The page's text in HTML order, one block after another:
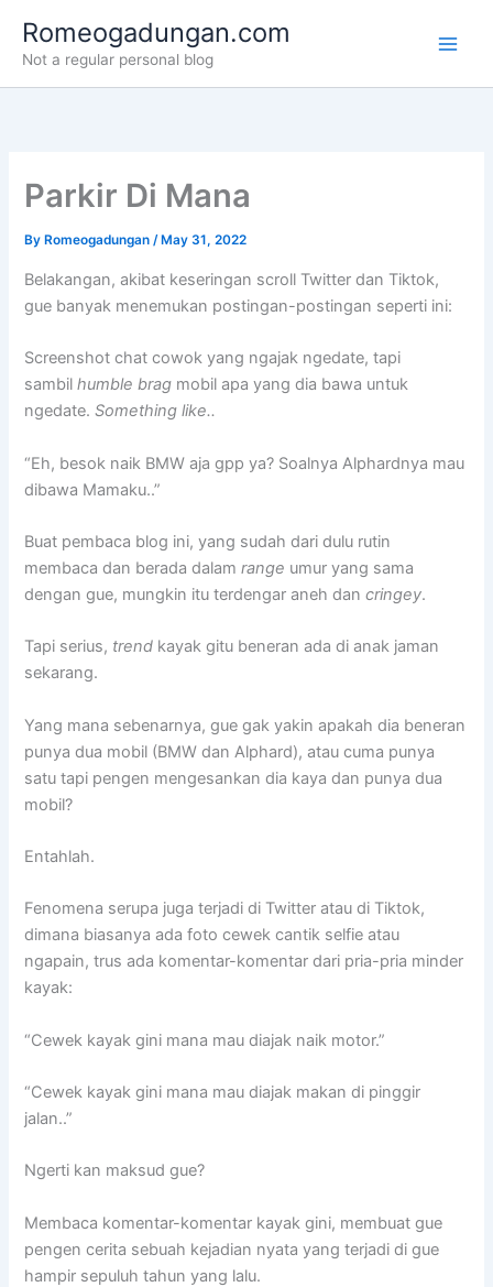
content
Romeogadungan.com
Not a regular personal blog
Parkir Di Mana
By Romeogadungan/ May 31, 2022
Belakangan, akibat keseringan scroll Twitter dan Tiktok,
gue banyak menemukan postingan-postingan seperti ini:
Screenshot chat cowok yang ngajak ngedate, tapi
sambilhumble brag mobil apa yang dia bawa untuk
ngedate.Something like..
“Eh, besok naik BMW aja gpp ya? Soalnya Alphardnya mau
dibawa Mamaku..”
Buat pembaca blog ini, yang sudah dari dulu rutin
membaca dan berada dalamrange umur yang sama
dengan gue, mungkin itu terdengar aneh dancringey.
Tapi serius, trend kayak gitu beneran ada di anak jaman
sekarang.
Yang mana sebenarnya, gue gak yakin apakah dia beneran
punya dua mobil (BMW dan Alphard), atau cuma punya
satu tapi pengen mengesankan dia kaya dan punya dua
mobil?
Entahlah.
Fenomena serupa juga terjadi di Twitter atau di Tiktok,
dimana biasanya ada foto cewek cantik selfie atau
ngapain, trus ada komentar-komentar dari pria-pria minder
kayak:
“Cewek kayak gini mana mau diajak naik motor.”
“Cewek kayak gini mana mau diajak makan di pinggir
jalan..”
Ngerti kan maksud gue?
Membaca komentar-komentar kayak gini, membuat gue
pengen cerita sebuah kejadian nyata yang terjadi di gue
hampir sepuluh tahun yang lalu.